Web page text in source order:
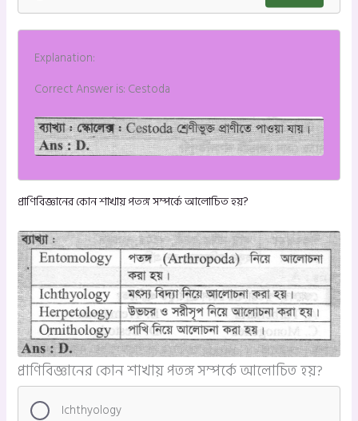
Explanation:
Correct Answer is: Cestoda
প্রাণিবিজ্ঞানের কোন শাখায় পতঙ্গ সম্পর্কে আলোচিত হয়?
প্রাণিবিজ্ঞানের কোন শাখায় পতঙ্গ সম্পর্কে আলোচিত হয়?
Ichthyology